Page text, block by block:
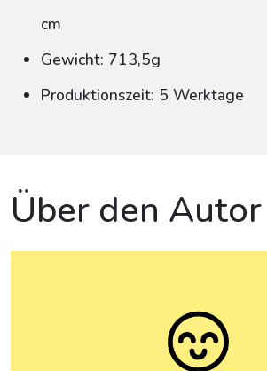
cm
Gewicht: 713,5g
Produktionszeit: 5 Werktage
Über den Autor